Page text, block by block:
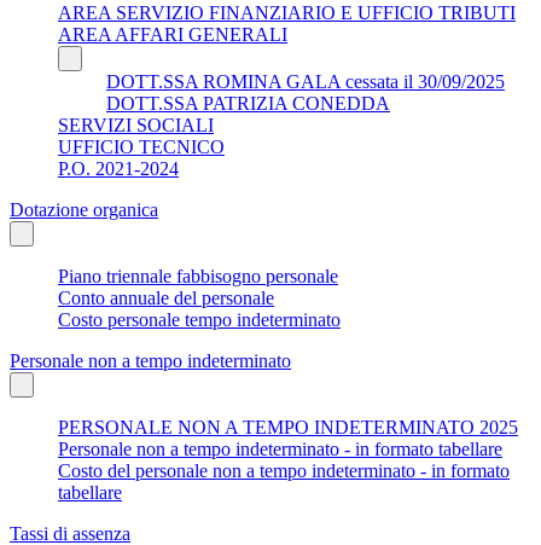
AREA SERVIZIO FINANZIARIO E UFFICIO TRIBUTI
AREA AFFARI GENERALI
DOTT.SSA ROMINA GALA cessata il 30/09/2025
DOTT.SSA PATRIZIA CONEDDA
SERVIZI SOCIALI
UFFICIO TECNICO
P.O. 2021-2024
Dotazione organica
Piano triennale fabbisogno personale
Conto annuale del personale
Costo personale tempo indeterminato
Personale non a tempo indeterminato
PERSONALE NON A TEMPO INDETERMINATO 2025
Personale non a tempo indeterminato - in formato tabellare
Costo del personale non a tempo indeterminato - in formato
tabellare
Tassi di assenza